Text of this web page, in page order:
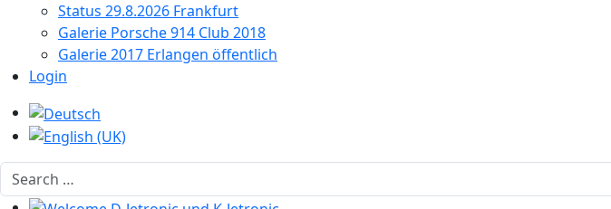
Status 29.8.2026 Frankfurt
Galerie Porsche 914 Club 2018
Galerie 2017 Erlangen öffentlich
Login
Select your language
Search